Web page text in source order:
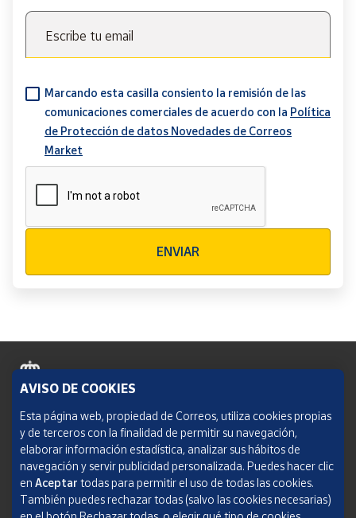
Escribe tu email
Marcando esta casilla consiento la remisión de las
comunicaciones comerciales de acuerdo con la Política
de Protección de datos Novedades de Correos
Market
ENVIAR
Política de cookies
Aviso legal
Condiciones del servicio
Política de Privacidad Web
AVISO DE COOKIES
Esta página web, propiedad de Correos, utiliza cookies propias
y de terceros con la finalidad de permitir su navegación,
elaborar información estadística, analizar sus hábitos de
navegación y servir publicidad personalizada. Puedes hacer clic
en Aceptar todas para permitir el uso de todas las cookies.
También puedes rechazar todas (salvo las cookies necesarias)